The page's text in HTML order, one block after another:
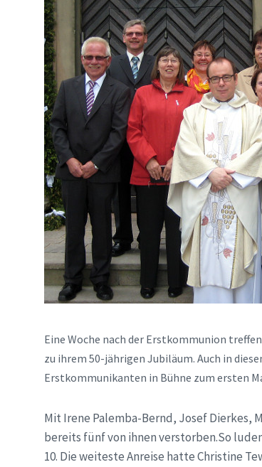
Eine Woche nach der Erstkommunion
zu ihrem 50-jährigen Jubiläum. Auch in
Erstkommunikanten in Bühne zum ersten
Mit Irene Palemba-Bernd, Josef Dierkes,
bereits fünf von ihnen verstorben.So
10. Die weiteste Anreise hatte Christine